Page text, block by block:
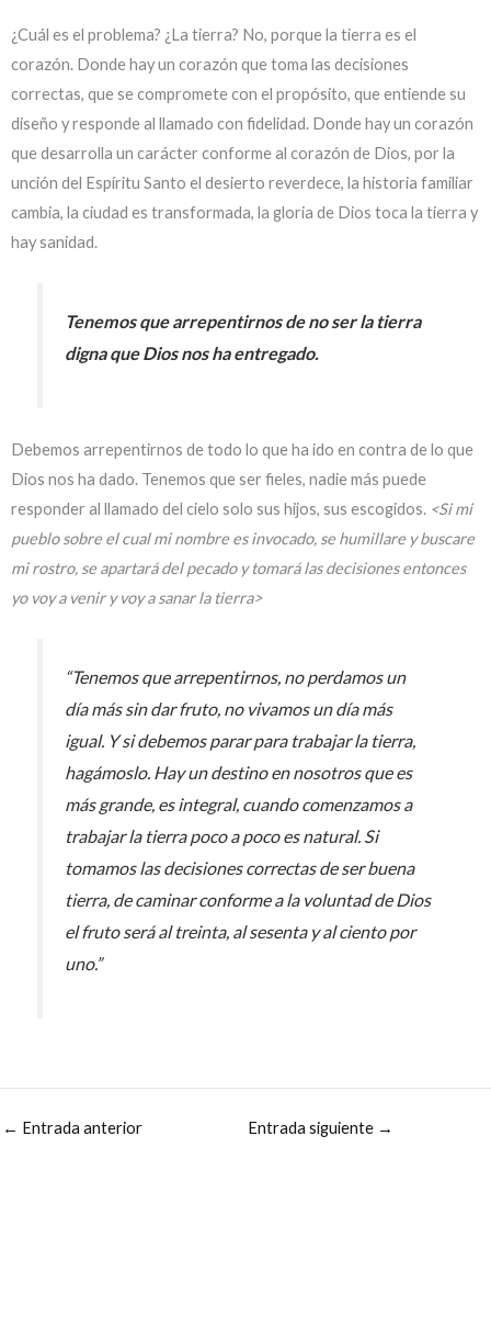
¿Cuál es el problema? ¿La tierra? No, porque la tierra es el
corazón. Donde hay un corazón que toma las decisiones
correctas, que se compromete con el propósito, que entiende su
diseño y responde al llamado con fidelidad. Donde hay un corazón
que desarrolla un carácter conforme al corazón de Dios, por la
unción del Espíritu Santo el desierto reverdece, la historia familiar
cambia, la ciudad es transformada, la gloria de Dios toca la tierra y
hay sanidad.
Tenemos que arrepentirnos de no ser la tierra
digna que Dios nos ha entregado.
Debemos arrepentirnos de todo lo que ha ido en contra de lo que
Dios nos ha dado. Tenemos que ser fieles, nadie más puede
responder al llamado del cielo solo sus hijos, sus escogidos. <Si mi
pueblo sobre el cual mi nombre es invocado, se humillare y buscare
mi rostro, se apartará del pecado y tomará las decisiones entonces
yo voy a venir y voy a sanar la tierra>
“Tenemos que arrepentirnos, no perdamos un
día más sin dar fruto, no vivamos un día más
igual. Y si debemos parar para trabajar la tierra,
hagámoslo. Hay un destino en nosotros que es
más grande, es integral, cuando comenzamos a
trabajar la tierra poco a poco es natural. Si
tomamos las decisiones correctas de ser buena
tierra, de caminar conforme a la voluntad de Dios
el fruto será al treinta, al sesenta y al ciento por
uno.”
← Entrada anterior Entrada siguiente →